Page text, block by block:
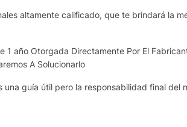
altamente calificado, que te brindará la
1 año Otorgada Directamente Por El
A Solucionarlo
guía útil pero la responsabilidad final